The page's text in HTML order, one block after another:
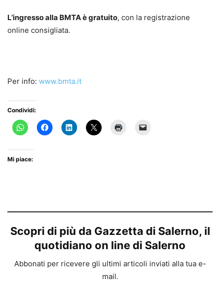
L’ingresso alla BMTA è gratuito, con la registrazione
online consigliata.
Per info: www.bmta.it
Condividi:
Mi piace:
Scopri di più da Gazzetta di Salerno, il
quotidiano on line di Salerno
Abbonati per ricevere gli ultimi articoli inviati alla tua e-
mail.